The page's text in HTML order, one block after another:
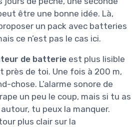
être une bonne idée. Là,
un pack avec batteries
ce n’est pas le cas ici.
de batterie est plus lisible
près de toi. Une fois à 200 m,
chose. L’alarme sonore de
un peu le coup, mais si tu as
tu peux la manquer.
plus clair sur la